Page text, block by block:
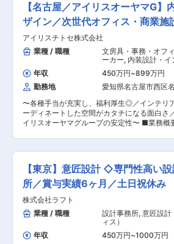
ションが取れる環境です 変更の範囲：会社の定め
る業務
の案件を並行して担当（フェーズによります
【キャリアステップ】 短期：まずは数千万円
の案件で一連の流れを習得 中期：数億円規模
ラッグシップ案件（誰もが知るブランド店や大
施設）のリーダーへ 長期：マネジメント職、
は業態を牽引するクリエイティブディレクタ
■就業環境： ・年休126日 ・土日祝休み ・月
20〜25h ・テレワークあり ・時差出勤制度
裁量を持って働ける】業務は自身の裁量で行
定時退社や年休を取得しやすい社風です。多
働き方を支援する「ワークライフインテグレ
ョン」を掲げ、その取り組みのもとオフピー
勤や在宅勤務制度が整備され、ライフスタイル
特徴： 【◇内装業界大手企業】内装業界のト
企業の1社であり、大型商業施設、専門店、病
インを手掛けています。また海外5か国に展開
し、ASEAN地域における商業施設開発にも多
わっています。 変更の範囲：会社の定める業務
校）・医療施設（クリニック・病院など）、
な空間設計に携わります。 ■業務詳細： ・オフ
ィスまたはその他の空間のレイアウト設計・
設計・家具コーディネートなど ・設計図/提案
を作成しお客様へのプレゼンテーション、受
のお客様との打ち合わせから工事完了までを
当。社内には、PM・CM・現場管理の専任担
いますので、各パートと協力しながら引き渡し
で携わります。 ・その他、現地などの調査・
測、ロケーション確認などもあります。 ■同ポジ
ションの魅力： ・設計・デザインを行う際に
際にオフィスを使われる社員の方々と打ち合
を重ねて生まれたデザインが実際のカタチと
り、たくさんの方が使ってくださっている実
してもワンストップで優れた提案が可能です。
おすすめポイント： ・充実した研修…しっか
研修・OJTでのフォローを行います。 ・安定
経営基盤…同社は創業から60年続く老舗商社で
年売上を堅調に伸ばしております。成長を続け
れている秘訣としては、アスクルNo1代理店
ての確かな実績と景気に左右されにくいワーク
レイス構築事業ともに安定しているためになり
【名古屋／アイリスオーヤマG】
ザイン／次世代オフィス・商業
メーカー
アイリスチトセ株式会社
業種 / 職種
文房具・事務・オフ
ーカー, 内装設計・イ
計（オフィス）
年収 450万円~899万円
勤務地
愛知県名古屋市西区
〜各種手当が充実し、福利厚生◎／インテリ
ーディネートした空間がカタチになる面白さ
イリスオーヤマグループの安定性〜 ■業務概要：
含む）をご担当いただきます。 ■業務詳細： 次
世代のオフィスデザイン・設計・提案を行っ
ただきます。 ・ご要望に沿う適切なレイアウ
家具選定・空間の提案 ・レイアウト平面図
（CAD）、イメージパース（パース作成は別担
当）などの基本設計 ・空間提案に際する提案
の作成 ・プラン確定後は、空間の実施設計
客様との打ち合わせ、ヒアリング（営業との同
行）、デザイナーとして顧客へのプレゼンテー
ョンを実施 ・マーケティング部と連携した新商
【東京】意匠設計 ◇専門性高い
所／賞与実績6ヶ月／土日祝休み
株式会社ラフト
業種 / 職種
設計事務所, 意匠設計
ィス）
年収
450万円~1000万円